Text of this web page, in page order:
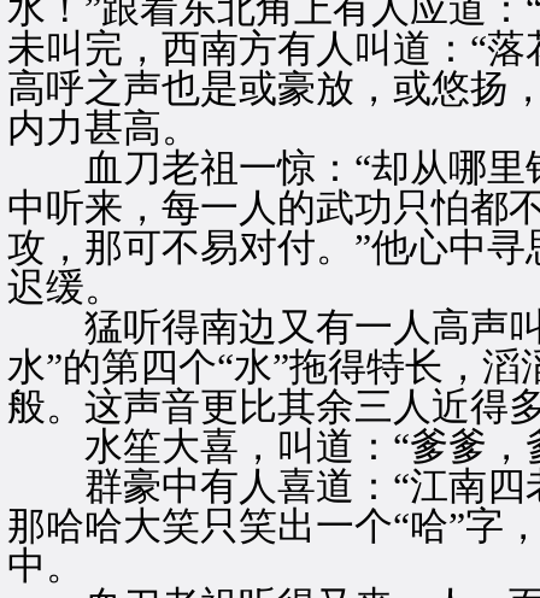
水！”跟着东北角上有人应道
未叫完，西南方有人叫道：“
高呼之声也是或豪放，或悠扬
内力甚高。
血刀老祖一惊：“却从哪里
中听来，每一人的武功只怕都
攻，那可不易对付。”他心中
迟缓。
猛听得南边又有一人高声叫
水”的第四个“水”拖得特长，
般。这声音更比其余三人近得
水笙大喜，叫道：“爹爹，
群豪中有人喜道：“江南四
那哈哈大笑只笑出一个“哈”字
中。